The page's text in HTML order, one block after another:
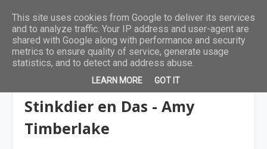
Stinkdier en Das - Amy
Timberlake
This site uses cookies from Google to deliver its services
and to analyze traffic. Your IP address and user-agent are
shared with Google along with performance and security
metrics to ensure quality of service, generate usage
statistics, and to detect and address abuse.
LEARN MORE GOT IT